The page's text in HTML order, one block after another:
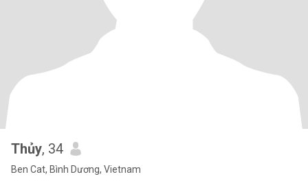
Thủy, 34
Ben Cat, Bình Dương, Vietnam